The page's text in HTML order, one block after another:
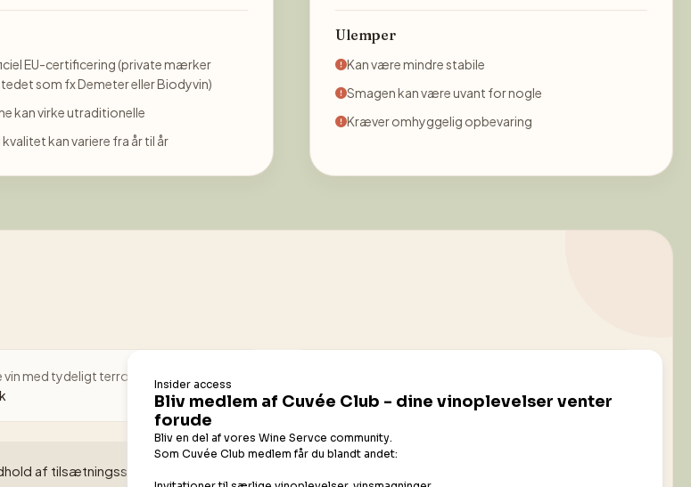
EU-certificering (private mærker
som fx Demeter eller Biodyvin)
kan virke utraditionelle
kan variere fra år til år
Ulemper
Kan være mindre stabile
Smagen kan være uvant for nogle
Kræver omhyggelig opbevaring
vin med tydeligt terroir →
naturvin
af tilsætningsstoffer, da de er mere følsomme over for temperatur og lys.